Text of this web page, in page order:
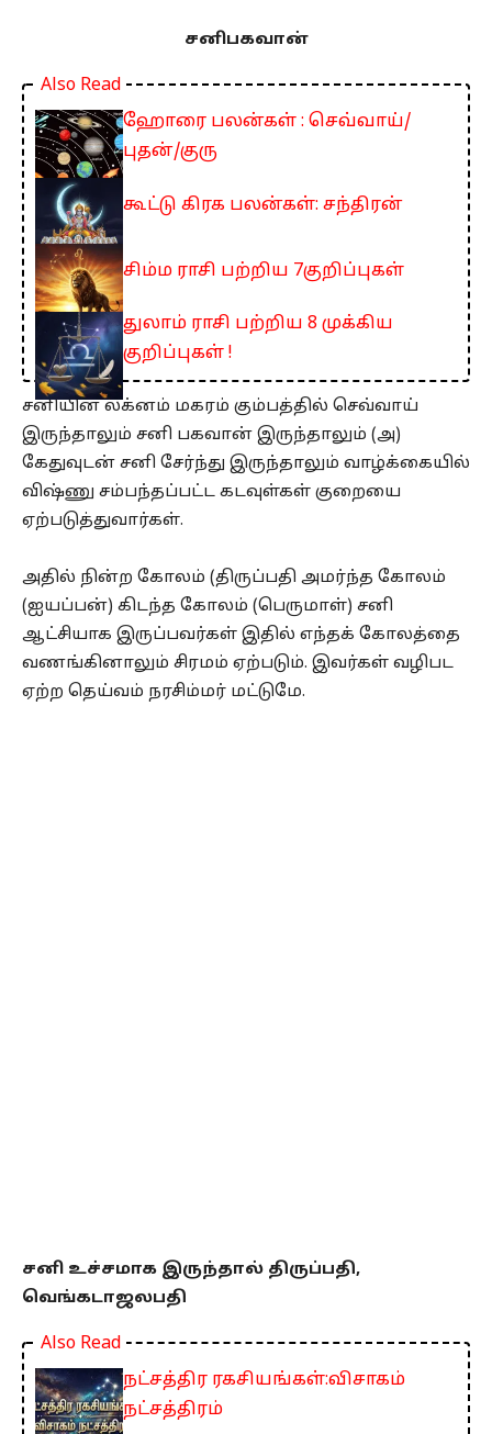
சனிபகவான்
Also Read
ஹோரை பலன்கள் : செவ்வாய்/
புதன்/குரு
கூட்டு கிரக பலன்கள்: சந்திரன்
சிம்ம ராசி பற்றிய 7குறிப்புகள்
துலாம் ராசி பற்றிய 8 முக்கிய
குறிப்புகள் !
சனியின் லக்னம் மகரம் கும்பத்தில் செவ்வாய்
இருந்தாலும் சனி பகவான் இருந்தாலும் (அ)
கேதுவுடன் சனி சேர்ந்து இருந்தாலும் வாழ்க்கையில்
விஷ்ணு சம்பந்தப்பட்ட கடவுள்கள் குறையை
ஏற்படுத்துவார்கள்.
அதில் நின்ற கோலம் (திருப்பதி அமர்ந்த கோலம்
(ஐயப்பன்) கிடந்த கோலம் (பெருமாள்) சனி
ஆட்சியாக இருப்பவர்கள் இதில் எந்தக் கோலத்தை
வணங்கினாலும் சிரமம் ஏற்படும். இவர்கள் வழிபட
ஏற்ற தெய்வம் நரசிம்மர் மட்டுமே.
சனி உச்சமாக இருந்தால் திருப்பதி,
வெங்கடாஜலபதி
Also Read
நட்சத்திர ரகசியங்கள்:விசாகம்
நட்சத்திரம்